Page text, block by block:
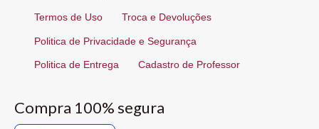
Termos de Uso Troca e Devoluções
Politica de Privacidade e Segurança
Politica de Entrega Cadastro de Professor
Compra 100% segura